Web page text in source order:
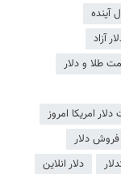
آینده
آزاد
طلا و دلار
امریکا امروز
دلار
دلار انلاین